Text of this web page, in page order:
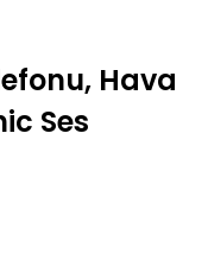
Hava
Ses